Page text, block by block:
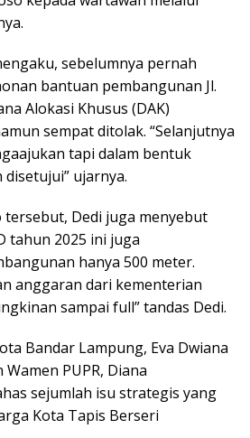
sebelumnya pernah
bantuan pembangunan Jl.
Alokasi Khusus (DAK)
sempat ditolak. “Selanjutnya
tapi dalam bentuk
disetujui” ujarnya.
tersebut, Dedi juga menyebut
tahun 2025 ini juga
hanya 500 meter.
anggaran dari kementerian
sampai full” tandas Dedi.
Bandar Lampung, Eva Dwiana
PUPR, Diana
sejumlah isu strategis yang
Kota Tapis Berseri